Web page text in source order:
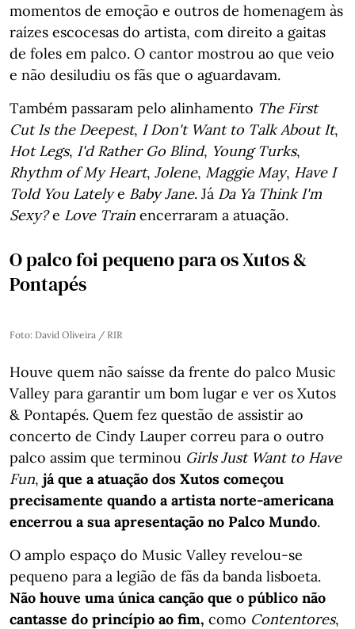
momentos de emoção e outros de homenagem às
raízes escocesas do artista, com direito a gaitas
de foles em palco. O cantor mostrou ao que veio
e não desiludiu os fãs que o aguardavam.
Também passaram pelo alinhamento The First
Cut Is the Deepest, I Don't Want to Talk About It,
Hot Legs, I'd Rather Go Blind, Young Turks,
Rhythm of My Heart, Jolene, Maggie May, Have I
Told You Latelye Baby Jane. Já Da Ya Think I'm
Sexy?e Love Train encerraram a atuação.
O palco foi pequeno para os Xutos &
Pontapés
Foto: David Oliveira / RIR
Houve quem não saísse da frente do palco Music
Valley para garantir um bom lugar e ver os Xutos
& Pontapés. Quem fez questão de assistir ao
concerto de Cindy Lauper correu para o outro
palco assim que terminou Girls Just Want to Have
Fun, já que a atuação dos Xutos começou
precisamente quando a artista norte-americana
encerrou a sua apresentação no Palco Mundo.
O amplo espaço do Music Valley revelou-se
pequeno para a legião de fãs da banda lisboeta.
Não houve uma única canção que o público não
cantasse do princípio ao fim, como Contentores,